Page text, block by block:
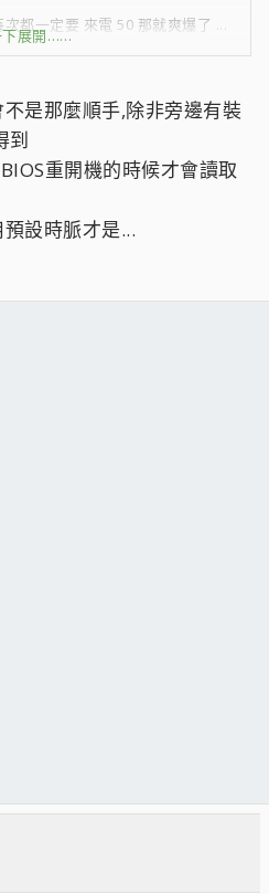
都一定要 來電 50 那就爽爆了 ...
下展開……
是那麼順手,除非旁邊有裝
到
重開機的時候才會讀取
設時脈才是...